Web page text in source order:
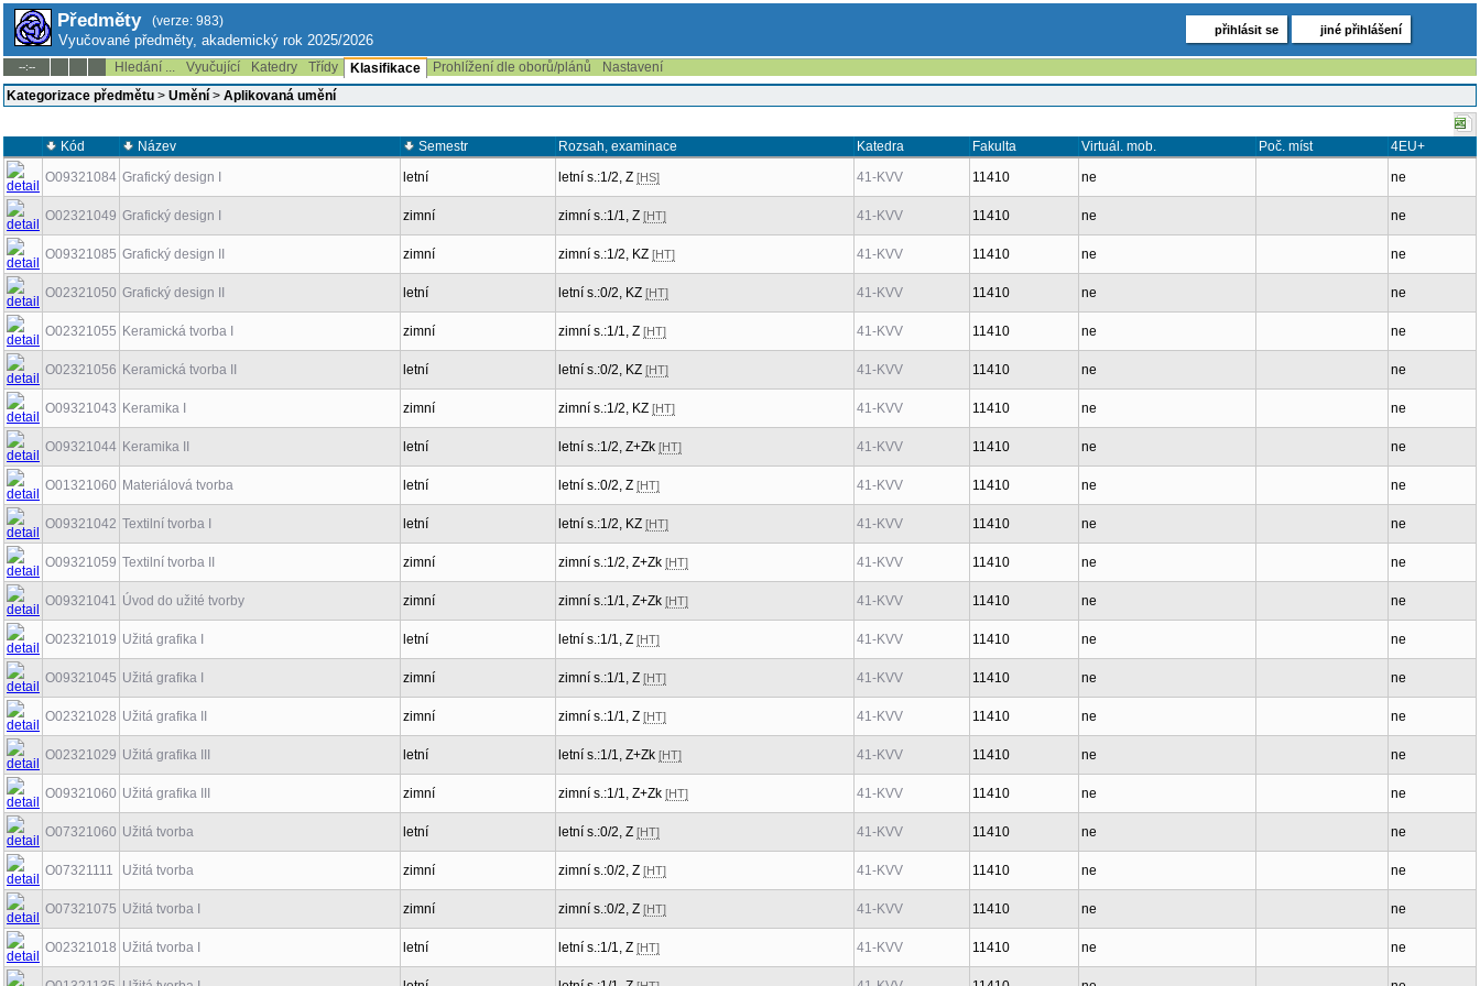
Předměty (verze: 983)
Vyučované předměty, akademický rok 2025/2026
přihlásit se jiné přihlášení
--:-- Hledání ... Vyučující Katedry Třídy Klasifikace Prohlížení dle oborů/plánů
Nastavení
Kategorizace předmětu > Umění > Aplikovaná umění
Kód Název Semestr Rozsah, examinace Katedra Fakulta Virtuál. mob. Poč. míst
4EU+
O09321084 Grafický design I letní letní s.:1/2, Z [HS] 41-KVV 11410 ne ne
O02321049 Grafický design I zimní zimní s.:1/1, Z [HT] 41-KVV 11410 ne ne
O09321085 Grafický design II zimní zimní s.:1/2, KZ [HT] 41-KVV 11410 ne ne
O02321050 Grafický design II letní letní s.:0/2, KZ [HT] 41-KVV 11410 ne ne
O02321055 Keramická tvorba I zimní zimní s.:1/1, Z [HT] 41-KVV 11410 ne ne
O02321056 Keramická tvorba II letní letní s.:0/2, KZ [HT] 41-KVV 11410 ne ne
O09321043 Keramika I zimní zimní s.:1/2, KZ [HT] 41-KVV 11410 ne ne
O09321044 Keramika II letní letní s.:1/2, Z+Zk [HT] 41-KVV 11410 ne ne
O01321060 Materiálová tvorba letní letní s.:0/2, Z [HT] 41-KVV 11410 ne ne
O09321042 Textilní tvorba I letní letní s.:1/2, KZ [HT] 41-KVV 11410 ne ne
O09321059 Textilní tvorba II zimní zimní s.:1/2, Z+Zk [HT] 41-KVV 11410 ne ne
O09321041 Úvod do užité tvorby zimní zimní s.:1/1, Z+Zk [HT] 41-KVV 11410 ne ne
O02321019 Užitá grafika I letní letní s.:1/1, Z [HT] 41-KVV 11410 ne ne
O09321045 Užitá grafika I zimní zimní s.:1/1, Z [HT] 41-KVV 11410 ne ne
O02321028 Užitá grafika II zimní zimní s.:1/1, Z [HT] 41-KVV 11410 ne ne
O02321029 Užitá grafika III letní letní s.:1/1, Z+Zk [HT] 41-KVV 11410 ne ne
O09321060 Užitá grafika III zimní zimní s.:1/1, Z+Zk [HT] 41-KVV 11410 ne ne
O07321060 Užitá tvorba letní letní s.:0/2, Z [HT] 41-KVV 11410 ne ne
O07321111 Užitá tvorba zimní zimní s.:0/2, Z [HT] 41-KVV 11410 ne ne
O07321075 Užitá tvorba I zimní zimní s.:0/2, Z [HT] 41-KVV 11410 ne ne
O02321018 Užitá tvorba I letní letní s.:1/1, Z [HT] 41-KVV 11410 ne ne